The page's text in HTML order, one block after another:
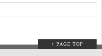
↑ PAGE TOP